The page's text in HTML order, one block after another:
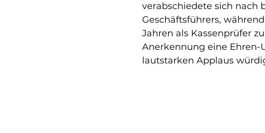
verabschiedete sich nach
Geschäftsführers,
Jahren als Kassenprüfer
Anerkennung eine
lautstarken Applaus